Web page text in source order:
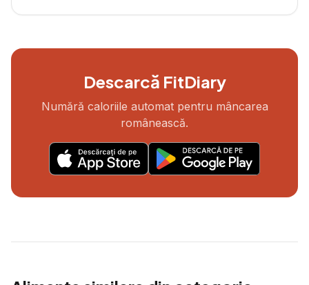
Descarcă FitDiary
Numără caloriile automat pentru mâncarea
românească.